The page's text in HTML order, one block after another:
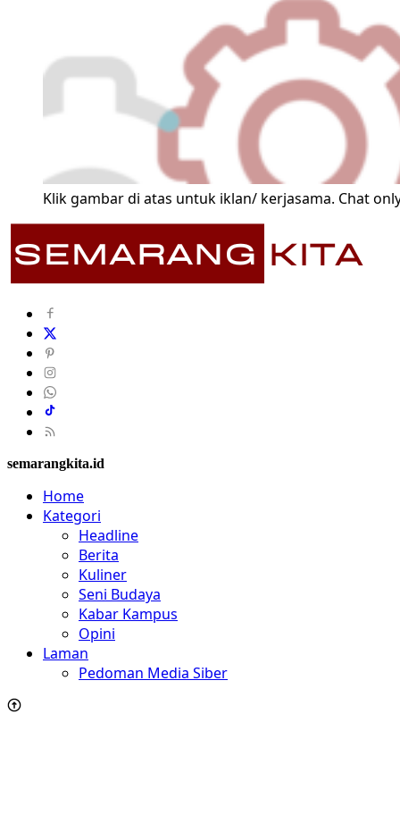
Klik gambar di atas untuk iklan/ kerjasama. Chat
semarangkita.id
Home
Kategori
Headline
Berita
Kuliner
Seni Budaya
Kabar Kampus
Opini
Laman
Pedoman Media Siber